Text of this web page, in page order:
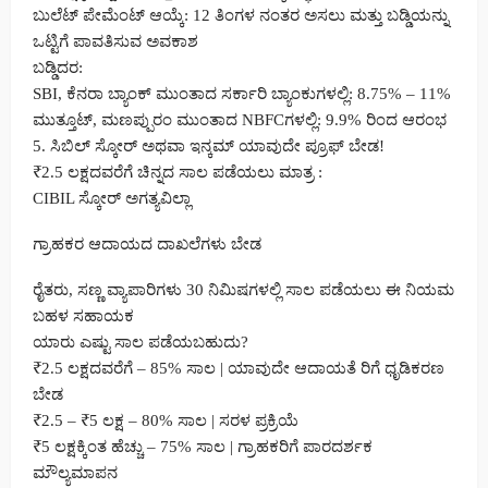
ಬುಲೆಟ್ ಪೇಮೆಂಟ್ ಆಯ್ಕೆ: 12 ತಿಂಗಳ ನಂತರ ಅಸಲು ಮತ್ತು ಬಡ್ಡಿಯನ್ನು
ಒಟ್ಟಿಗೆ ಪಾವತಿಸುವ ಅವಕಾಶ
ಬಡ್ಡಿದರ:
SBI, ಕೆನರಾ ಬ್ಯಾಂಕ್ ಮುಂತಾದ ಸರ್ಕಾರಿ ಬ್ಯಾಂಕುಗಳಲ್ಲಿ: 8.75% – 11%
ಮುತ್ತೂಟ್, ಮಣಪ್ಪುರಂ ಮುಂತಾದ NBFCಗಳಲ್ಲಿ: 9.9% ರಿಂದ ಆರಂಭ
5. ಸಿಬಿಲ್ ಸ್ಕೋರ್ ಅಥವಾ ಇನ್ಕಮ್ ಯಾವುದೇ ಪ್ರೂಫ್ ಬೇಡ!
₹2.5 ಲಕ್ಷದವರೆಗೆ ಚಿನ್ನದ ಸಾಲ ಪಡೆಯಲು ಮಾತ್ರ :
CIBIL ಸ್ಕೋರ್ ಅಗತ್ಯವಿಲ್ಲಾ
ಗ್ರಾಹಕರ ಆದಾಯದ ದಾಖಲೆಗಳು ಬೇಡ
ರೈತರು, ಸಣ್ಣ ವ್ಯಾಪಾರಿಗಳು 30 ನಿಮಿಷಗಳಲ್ಲಿ ಸಾಲ ಪಡೆಯಲು ಈ ನಿಯಮ
ಬಹಳ ಸಹಾಯಕ
ಯಾರು ಎಷ್ಟು ಸಾಲ ಪಡೆಯಬಹುದು?
₹2.5 ಲಕ್ಷದವರೆಗೆ – 85% ಸಾಲ | ಯಾವುದೇ ಆದಾಯತೆ ರಿಗೆ ಧೃಡಿಕರಣ
ಬೇಡ
₹2.5 – ₹5 ಲಕ್ಷ – 80% ಸಾಲ | ಸರಳ ಪ್ರಕ್ರಿಯೆ
₹5 ಲಕ್ಷಕ್ಕಿಂತ ಹೆಚ್ಚು – 75% ಸಾಲ | ಗ್ರಾಹಕರಿಗೆ ಪಾರದರ್ಶಕ
ಮೌಲ್ಯಮಾಪನ